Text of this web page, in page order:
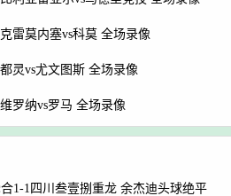
雷莫内塞vs科莫 全场录像
灵vs尤文图斯 全场录像
罗纳vs罗马 全场录像
1-1四川叁壹捌重龙 余杰迪头球绝平